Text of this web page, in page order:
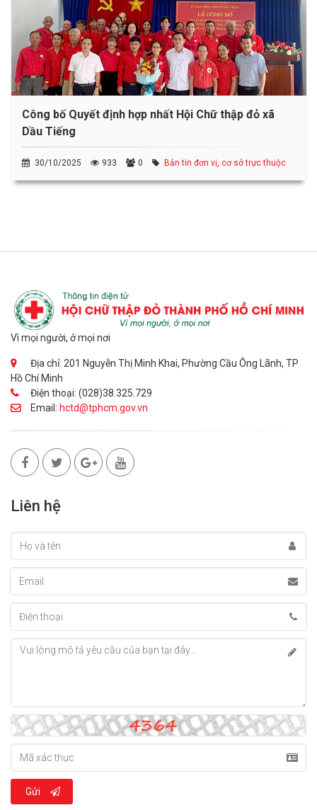
Công bố Quyết định hợp nhất Hội Chữ thập đỏ xã
Dầu Tiếng
30/10/2025 933 0 Bản tin đơn vị, cơ sở trực thuộc
Vì mọi người, ở mọi nơi
Địa chỉ: 201 Nguyễn Thị Minh Khai, Phường Cầu Ông Lãnh, TP
Hồ Chí Minh
Điện thoại: (028)38.325.729
Email: hctd@tphcm.gov.vn
Liên hệ
Gửi